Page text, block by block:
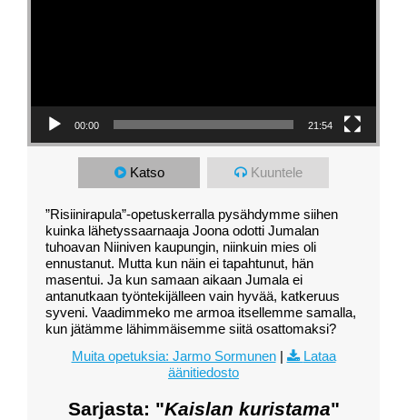
00:00 21:54
Katso Kuuntele
”Risiinirapula”-opetuskerralla pysähdymme siihen
kuinka lähetyssaarnaaja Joona odotti Jumalan
tuhoavan Niiniven kaupungin, niinkuin mies oli
ennustanut. Mutta kun näin ei tapahtunut, hän
masentui. Ja kun samaan aikaan Jumala ei
antanutkaan työntekijälleen vain hyvää, katkeruus
syveni. Vaadimmeko me armoa itsellemme samalla,
kun jätämme lähimmäisemme siitä osattomaksi?
Muita opetuksia: Jarmo Sormunen|
Lataa
äänitiedosto
Sarjasta: "Kaislan kuristama"